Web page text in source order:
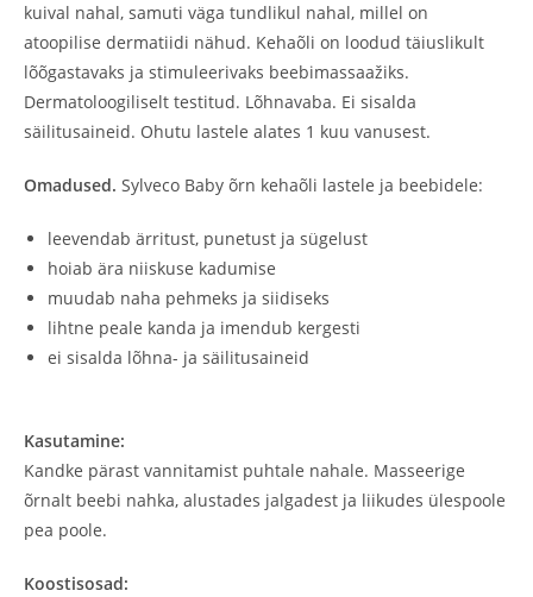
kuival nahal, samuti väga tundlikul nahal, millel on
atoopilise dermatiidi nähud. Kehaõli on loodud täiuslikult
lõõgastavaks ja stimuleerivaks beebimassaažiks.
Dermatoloogiliselt testitud. Lõhnavaba. Ei sisalda
säilitusaineid. Ohutu lastele alates 1 kuu vanusest.
Omadused. Sylveco Baby õrn kehaõli lastele ja beebidele:
leevendab ärritust, punetust ja sügelust
hoiab ära niiskuse kadumise
muudab naha pehmeks ja siidiseks
lihtne peale kanda ja imendub kergesti
ei sisalda lõhna- ja säilitusaineid
Kasutamine:
Kandke pärast vannitamist puhtale nahale. Masseerige
õrnalt beebi nahka, alustades jalgadest ja liikudes ülespoole
pea poole.
Koostisosad: